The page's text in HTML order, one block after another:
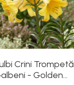
Crini Trompetă
- Golden